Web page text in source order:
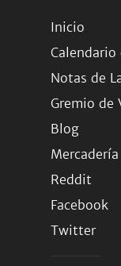
Inicio
Calendario
Notas de
Gremio de
Blog
Mercadería
Reddit
Facebook
Twitter